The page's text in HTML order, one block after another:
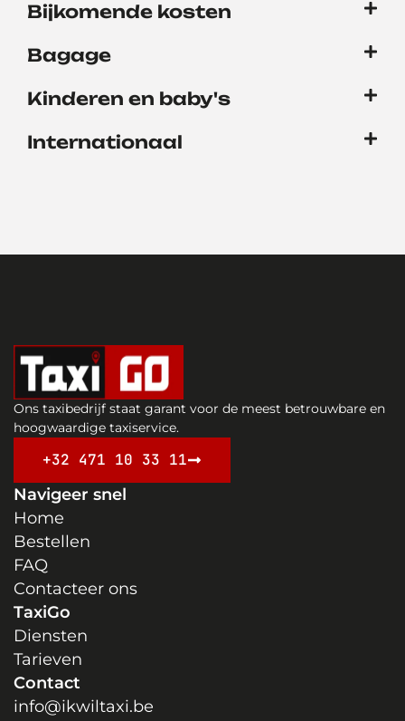
Bijkomende kosten
Bagage
Kinderen en baby's
Internationaal
Ons taxibedrijf staat garant voor de meest betrouwbare en
hoogwaardige taxiservice.
+32 471 10 33 11
Navigeer snel
Home
Bestellen
FAQ
Contacteer ons
TaxiGo
Diensten
Tarieven
Contact
info@ikwiltaxi.be